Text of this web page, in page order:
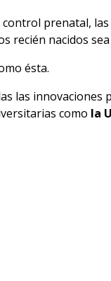
prenatal,
recién nacidos sea
ésta.
las innovaciones
como la